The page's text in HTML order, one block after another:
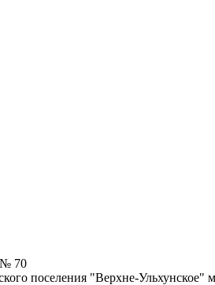
№ 70
поселения "Верхне-